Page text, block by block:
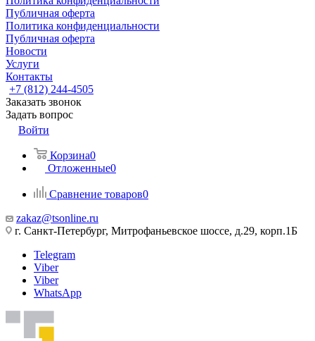
Публичная оферта
Политика конфиденциальности
Публичная оферта
Новости
Услуги
Контакты
+7 (812) 244-4505
Заказать звонок
Задать вопрос
Войти
Корзина0
Отложенные0
Сравнение товаров0
zakaz@tsonline.ru
г. Санкт-Петербург, Митрофаньевское шоссе, д.29, корп.1Б
Telegram
Viber
Viber
WhatsApp